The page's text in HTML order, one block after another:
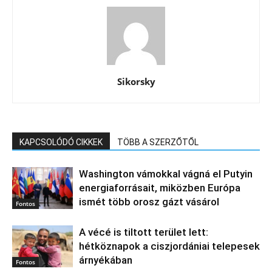
Sikorsky
KAPCSOLÓDÓ CIKKEK TÖBB A SZERZŐTŐL
Fontos
Washington vámokkal vágná el Putyin
energiaforrásait, miközben Európa
ismét több orosz gázt vásárol
Fontos
A vécé is tiltott terület lett:
hétköznapok a ciszjordániai telepesek
árnyékában